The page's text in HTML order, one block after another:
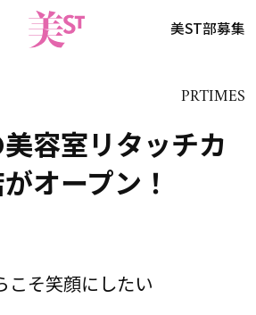
美ST部募集
PRTIMES
容室リタッチカ
オープン！
こそ笑顔にしたい